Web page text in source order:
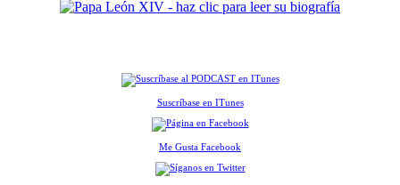
Suscríbase en ITunes
Me Gusta Facebook